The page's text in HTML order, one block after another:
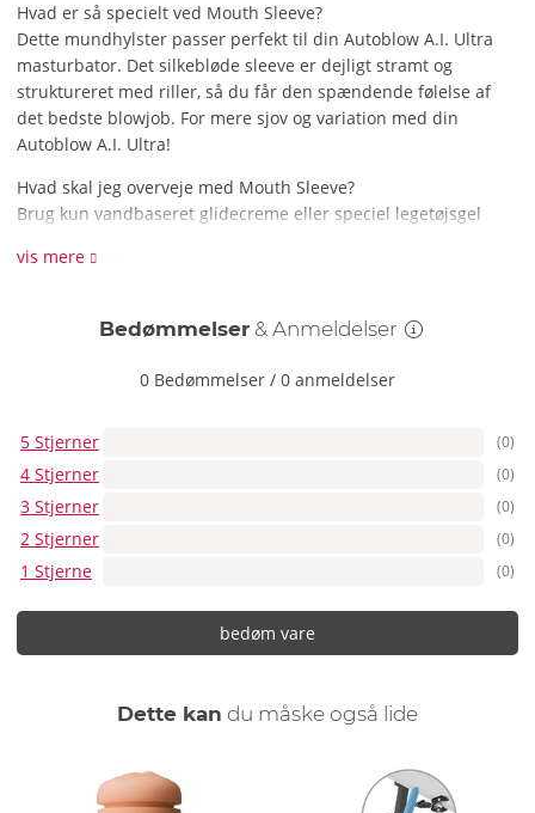
Hvad er så specielt ved Mouth Sleeve?
Dette mundhylster passer perfekt til din Autoblow A.I. Ultra
masturbator. Det silkebløde sleeve er dejligt stramt og
struktureret med riller, så du får den spændende følelse af
det bedste blowjob. For mere sjov og variation med din
Autoblow A.I. Ultra!
Hvad skal jeg overveje med Mouth Sleeve?
Brug kun vandbaseret glidecreme eller speciel legetøjsgel
kan beskadige materialet af høj kvalitet.
vis mere
Bedømmelser & Anmeldelser
0 Bedømmelser / 0 anmeldelser
5 Stjerner (0)
4 Stjerner (0)
3 Stjerner (0)
2 Stjerner (0)
1 Stjerne (0)
bedøm vare
Dette kan du måske også lide